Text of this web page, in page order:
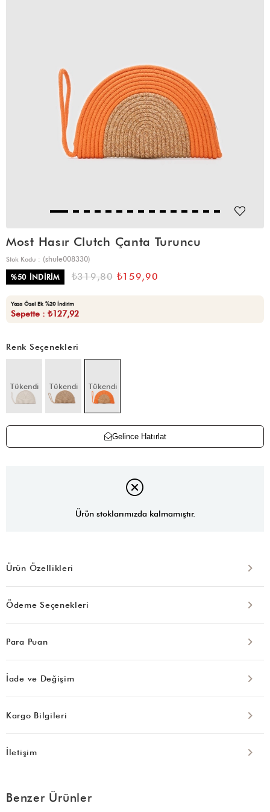
Most Hasır Clutch Çanta Turuncu
Stok Kodu
(shule008330)
%50 İNDIRIM ₺319,80 ₺159,90
Yaza Özel Ek %20 İndirim
Sepette : ₺127,92
Renk Seçenekleri
Tükendi Tükendi Tükendi
Gelince Hatırlat
Ürün stoklarımızda kalmamıştır.
Ürün Özellikleri
Ödeme Seçenekleri
Para Puan
İade ve Değişim
Kargo Bilgileri
İletişim
Benzer Ürünler